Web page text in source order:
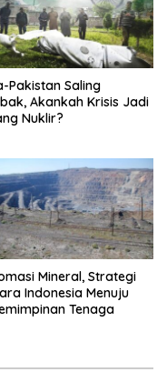
Pakistan Saling
Akankah Krisis Jadi
Nuklir?
Mineral, Strategi
Indonesia Menuju
Tenaga